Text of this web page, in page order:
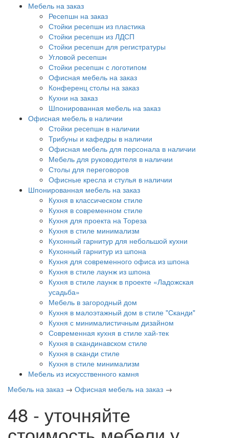
Мебель на заказ
Ресепшн на заказ
Стойки ресепшн из пластика
Стойки ресепшн из ЛДСП
Стойки ресепшн для регистратуры
Угловой ресепшн
Стойки ресепшн с логотипом
Офисная мебель на заказ
Конференц столы на заказ
Кухни на заказ
Шпонированная мебель на заказ
Офисная мебель в наличии
Стойки ресепшн в наличии
Трибуны и кафедры в наличии
Офисная мебель для персонала в наличии
Мебель для руководителя в наличии
Столы для переговоров
Офисные кресла и стулья в наличии
Шпонированная мебель на заказ
Кухня в классическом стиле
Кухня в современном стиле
Кухня для проекта на Тореза
Кухня в стиле минимализм
Кухонный гарнитур для небольшой кухни
Кухонный гарнитур из шпона
Кухня для современного офиса из шпона
Кухня в стиле лаунж из шпона
Кухня в стиле лаунж в проекте «Ладожская
усадьба»
Мебель в загородный дом
Кухня в малоэтажный дом в стиле "Сканди"
Кухня с минималистичным дизайном
Современная кухня в стиле хай-тек
Кухня в скандинавском стиле
Кухня в сканди стиле
Кухня в стиле минимализм
Мебель из искусственного камня
Мебель на заказ → Офисная мебель на заказ →
48 - уточняйте